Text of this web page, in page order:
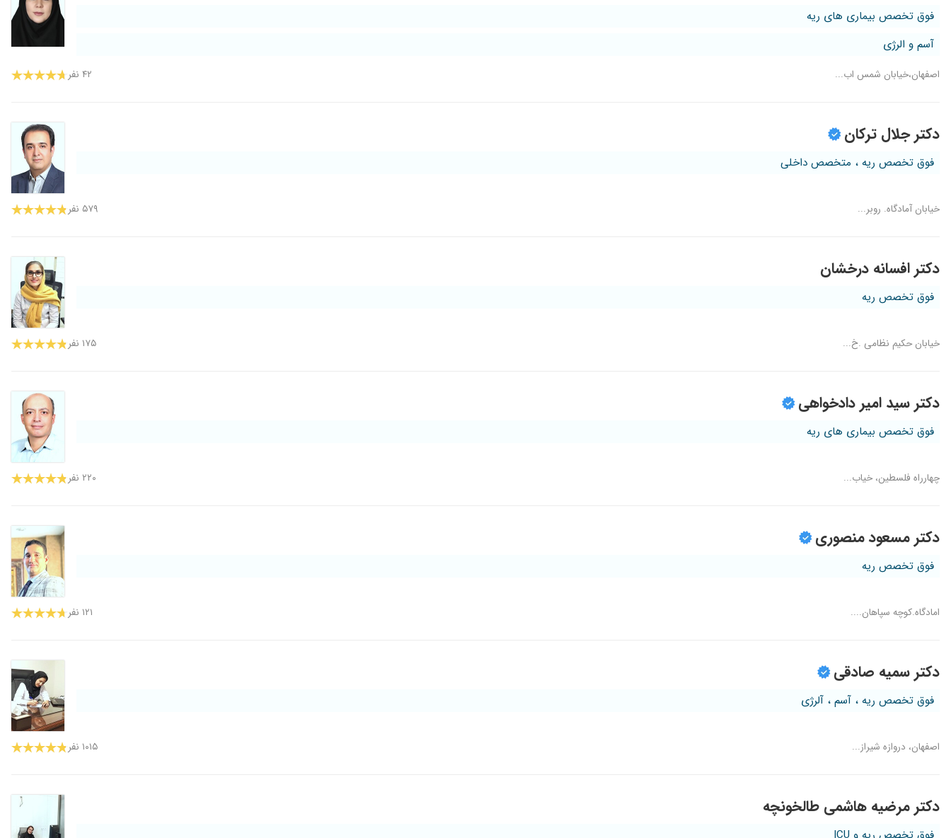
فوق تخصص بیماری های ریه
آسم و الرژی
اصفهان،خیابان شمس اب... ۴۲ نفر
دکتر جلال ترکان
فوق تخصص ریه ، متخصص داخلی
خیابان آمادگاه. روبر... ۵۷۹ نفر
دکتر افسانه درخشان
فوق تخصص ریه
خیابان حکیم نظامی .خ... ۱۷۵ نفر
دکتر سید امیر دادخواهی
فوق تخصص بیماری های ریه
چهارراه فلسطین، خیاب... ۲۲۰ نفر
دکتر مسعود منصوری
فوق تخصص ریه
امادگاه.کوچه سپاهان.... ۱۲۱ نفر
دکتر سمیه صادقی
فوق تخصص ریه ، آسم ، آلرژی
اصفهان، دروازه شیراز... ۱۰۱۵ نفر
دکتر مرضیه هاشمی طالخونچه